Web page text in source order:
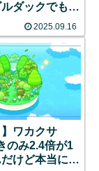
ダックでも出
2025.09.16
】ワカクサ
のみ2.4倍が1
けど本当に等